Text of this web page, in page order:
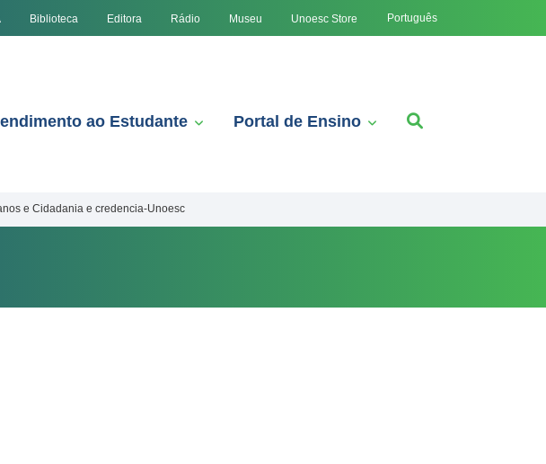
Biblioteca Editora Rádio Museu Unoesc Store Português
ao Estudante Portal de Ensino
e Cidadania e credencia-Unoesc